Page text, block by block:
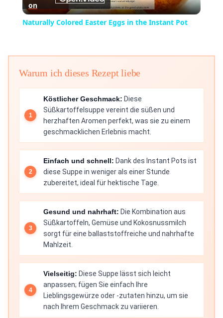
Video
on
Naturally Colored Easter Eggs in the Instant Pot
Warum ich dieses Rezept liebe
Köstlicher Geschmack: Diese
Süßkartoffelsuppe vereint die süßen und
herzhaften Aromen perfekt, was sie zu einem
geschmacklichen Erlebnis macht.
Einfach und schnell: Dank des Instant Pots ist
diese Suppe in weniger als einer Stunde
zubereitet, ideal für hektische Tage.
Gesund und nahrhaft: Die Kombination aus
Süßkartoffeln, Gemüse und Kokosnussmilch
sorgt für eine ballaststoffreiche und nahrhafte
Mahlzeit.
Vielseitig: Diese Suppe lässt sich leicht
anpassen; fügen Sie einfach Ihre
Lieblingsgewürze oder -zutaten hinzu, um sie
nach Ihrem Geschmack zu variieren.